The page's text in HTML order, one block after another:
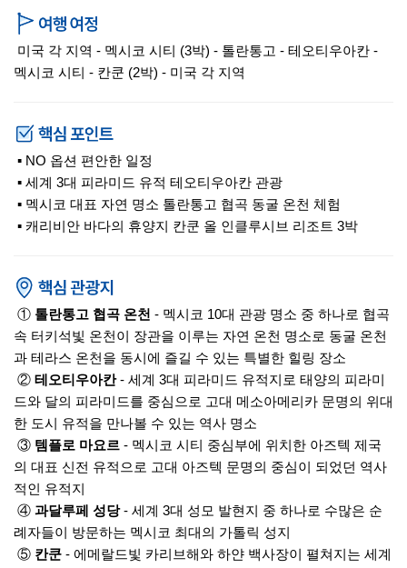
미국 각 지역 - 멕시코 시티 (3박) - 톨란통고 - 테오티우아칸 -
멕시코 시티 - 칸쿤 (2박) - 미국 각 지역
▪ NO 옵션 편안한 일정
▪ 세계 3대 피라미드 유적 테오티우아칸 관광
▪ 멕시코 대표 자연 명소 톨란통고 협곡 동굴 온천 체험
▪ 캐리비안 바다의 휴양지 칸쿤 올 인클루시브 리조트 3박
① 톨란통고 협곡 온천 - 멕시코 10대 관광 명소 중 하나로 협곡
속 터키석빛 온천이 장관을 이루는 자연 온천 명소로 동굴 온천
과 테라스 온천을 동시에 즐길 수 있는 특별한 힐링 장소
② 테오티우아칸- 세계 3대 피라미드 유적지로 태양의 피라미
드와 달의 피라미드를 중심으로 고대 메소아메리카 문명의 위대
한 도시 유적을 만나볼 수 있는 역사 명소
③ 템플로 마요르 - 멕시코 시티 중심부에 위치한 아즈텍 제국
의 대표 신전 유적으로 고대 아즈텍 문명의 중심이 되었던 역사
적인 유적지
④ 과달루페 성당- 세계 3대 성모 발현지 중 하나로 수많은 순
례자들이 방문하는 멕시코 최대의 가톨릭 성지
⑤ 칸쿤 - 에메랄드빛 카리브해와 하얀 백사장이 펼쳐지는 세계